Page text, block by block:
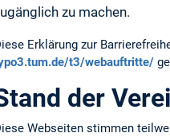
zu machen.
Erklärung zur
t3/webauftritte/
der
Webseiten stimmen